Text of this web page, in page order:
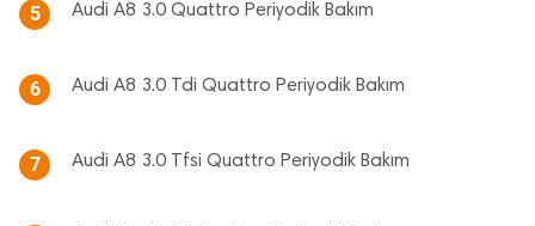
5 Audi A8 3.0 Quattro Periyodik Bakım
6 Audi A8 3.0 Tdi Quattro Periyodik Bakım
7 Audi A8 3.0 Tfsi Quattro Periyodik Bakım